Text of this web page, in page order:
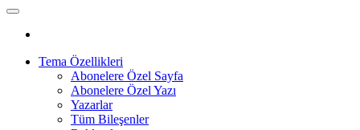
Tema Özellikleri
Abonelere Özel Sayfa
Abonelere Özel Yazı
Yazarlar
Tüm Bileşenler